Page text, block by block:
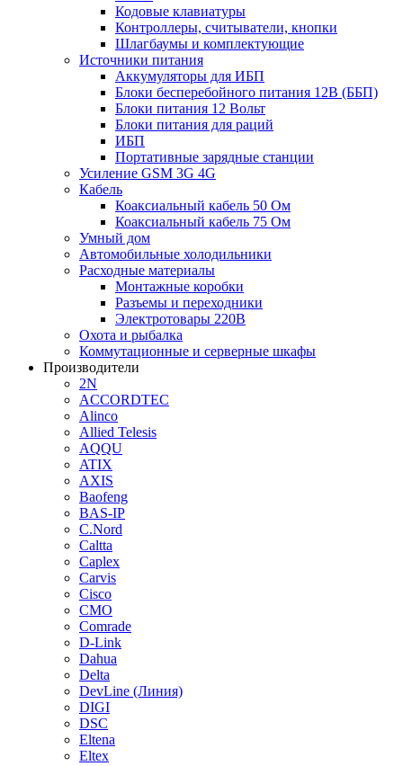
Кодовые клавиатуры
Контроллеры, считыватели, кнопки
Шлагбаумы и комплектующие
Источники питания
Аккумуляторы для ИБП
Блоки бесперебойного питания 12В (ББП)
Блоки питания 12 Вольт
Блоки питания для раций
ИБП
Портативные зарядные станции
Усиление GSM 3G 4G
Кабель
Коаксиальный кабель 50 Ом
Коаксиальный кабель 75 Ом
Умный дом
Автомобильные холодильники
Расходные материалы
Монтажные коробки
Разъемы и переходники
Электротовары 220В
Охота и рыбалка
Коммутационные и серверные шкафы
Производители
2N
ACCORDTEC
Alinco
Allied Telesis
AQQU
ATIX
AXIS
Baofeng
BAS-IP
C.Nord
Caltta
Caplex
Carvis
Cisco
CMO
Comrade
D-Link
Dahua
Delta
DevLine (Линия)
DIGI
DSC
Eltena
Eltex